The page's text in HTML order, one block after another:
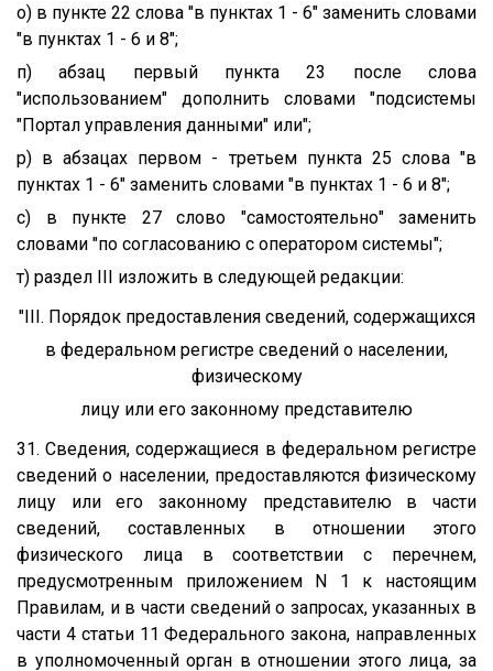
о) в пункте 22 слова "в пунктах 1 - 6" заменить словами
"в пунктах 1 - 6 и 8";
п) абзац первый пункта 23 после слова
"использованием" дополнить словами "подсистемы
"Портал управления данными" или";
р) в абзацах первом - третьем пункта 25 слова "в
пунктах 1 - 6" заменить словами "в пунктах 1 - 6 и 8";
с) в пункте 27 слово "самостоятельно" заменить
словами "по согласованию с оператором системы";
т) раздел III изложить в следующей редакции:
"III. Порядок предоставления сведений, содержащихся
в федеральном регистре сведений о населении,
физическому
лицу или его законному представителю
31. Сведения, содержащиеся в федеральном регистре
сведений о населении, предоставляются физическому
лицу или его законному представителю в части
сведений, составленных в отношении этого
физического лица в соответствии с перечнем,
предусмотренным приложением N 1 к настоящим
Правилам, и в части сведений о запросах, указанных в
части 4 статьи 11 Федерального закона, направленных
в уполномоченный орган в отношении этого лица, за